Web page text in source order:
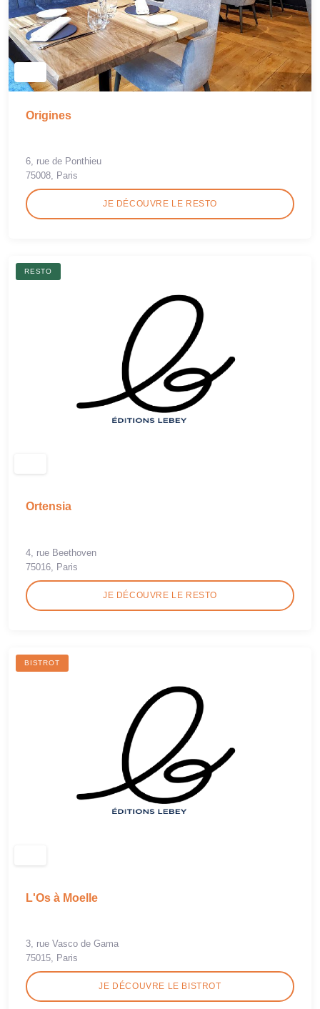
Origines
6, rue de Ponthieu
75008, Paris
JE DÉCOUVRE LE RESTO
RESTO
Ortensia
4, rue Beethoven
75016, Paris
JE DÉCOUVRE LE RESTO
BISTROT
L'Os à Moelle
3, rue Vasco de Gama
75015, Paris
JE DÉCOUVRE LE BISTROT